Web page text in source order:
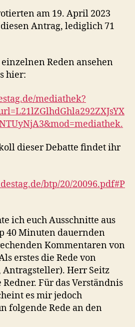
am 19. April 2023
Antrag, lediglich 71
Reden ansehen
hier:
mediathek?
dieser Debatte findet ihr
btp/20/20096.pdf#P
ich euch Ausschnitte aus
40 Minuten dauernden
Kommentaren von
erstes die Rede von
Antragsteller). Herr Seitz
Für das Verständnis
es mir jedoch
folgende Rede an den